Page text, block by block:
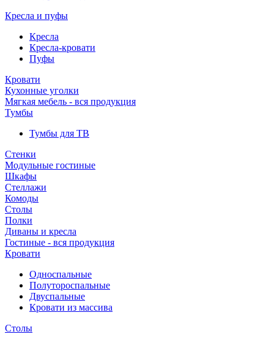
Кресла и пуфы
Кресла
Кресла-кровати
Пуфы
Кровати
Кухонные уголки
Мягкая мебель - вся продукция
Тумбы
Тумбы для ТВ
Стенки
Модульные гостиные
Шкафы
Стеллажи
Комоды
Столы
Полки
Диваны и кресла
Гостиные - вся продукция
Кровати
Односпальные
Полутороспальные
Двуспальные
Кровати из массива
Столы